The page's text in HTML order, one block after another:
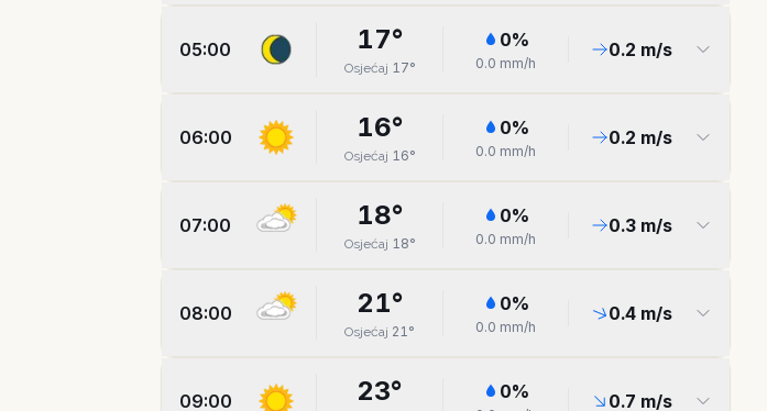
05:00 17°
Osjećaj 17°
0%
0.0 mm/h
0.2 m/s
06:00 16°
Osjećaj 16°
0%
0.0 mm/h
0.2 m/s
07:00 18°
Osjećaj 18°
0%
0.0 mm/h
0.3 m/s
08:00 21°
Osjećaj 21°
0%
0.0 mm/h
0.4 m/s
09:00 23° 0% 0.7 m/s